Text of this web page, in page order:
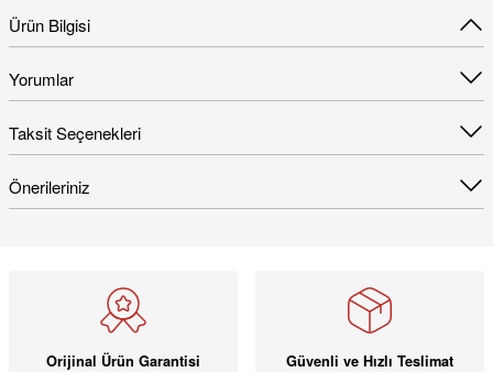
Ürün Bilgisi
Yorumlar
Taksit Seçenekleri
Önerileriniz
Orijinal Ürün Garantisi Güvenli ve Hızlı Teslimat